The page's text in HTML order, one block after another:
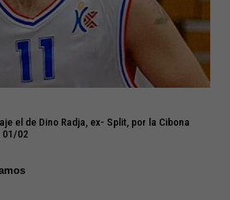
el de Dino Radja, ex- Split, por la Cibona
01/02